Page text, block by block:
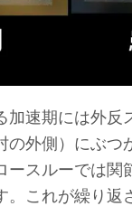
加速期には外反
の外側）にぶつ
ースルーでは関
。これが繰り返